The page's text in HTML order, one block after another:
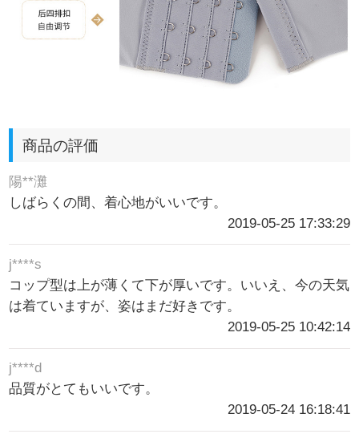
商品の評価
陽**灘
しばらくの間、着心地がいいです。
2019-05-25 17:33:29
j****s
コップ型は上が薄くて下が厚いです。いいえ、今の天気
は着ていますが、姿はまだ好きです。
2019-05-25 10:42:14
j****d
品質がとてもいいです。
2019-05-24 16:18:41